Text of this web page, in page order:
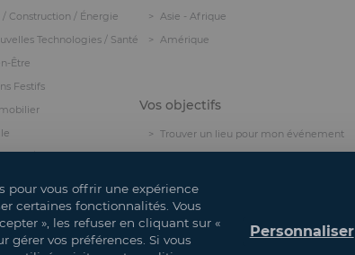
Construction / Énergie
Technologies / Santé
Être
Festifs
Asie - Afrique
Amérique
Vos objectifs
Trouver un lieu pour mon événement
Équiper mon événement
pour vous offrir une expérience
certaines fonctionnalités. Vous
», les refuser en cliquant sur «
gérer vos préférences. Si vous
Personnaliser